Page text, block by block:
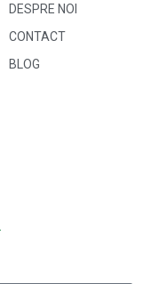
DESPRE NOI
CONTACT
BLOG